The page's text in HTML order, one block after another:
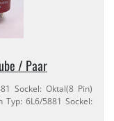
/ Paar
Sockel: Oktal(8 Pin)
Typ: 6L6/​5881 Sockel: